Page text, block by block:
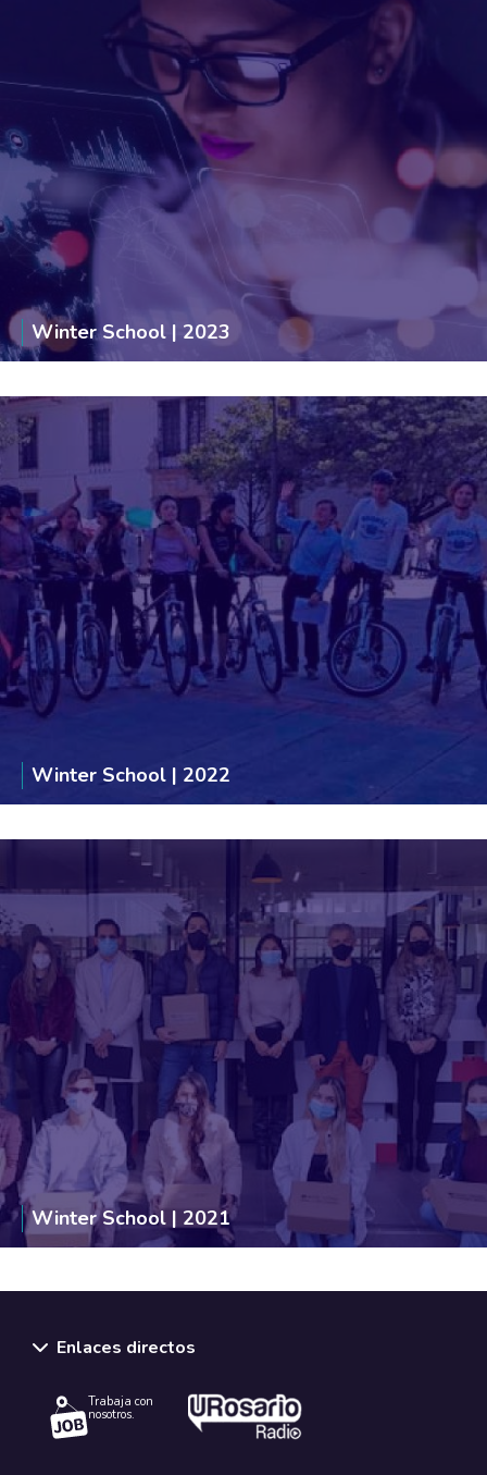
Winter School | 2023
Winter School | 2022
Winter School | 2021
Enlaces directos
Trabaja con
nosotros.